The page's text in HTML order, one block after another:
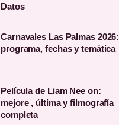
Datos
Carnavales Las Palmas 2026:
programa, fechas y temática
Película de Liam Nee on:
mejore , última y filmografía
completa